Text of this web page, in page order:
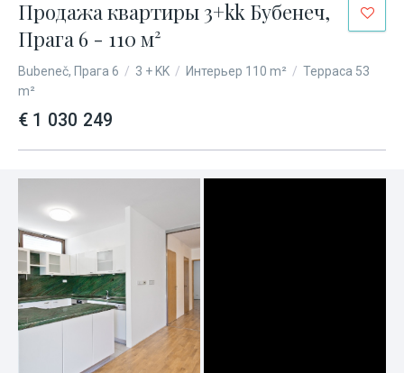
Продажа квартиры 3+kk Бубенеч,
Прага 6 - 110 м²
Bubeneč, Прага 6 / 3 + KK / Интерьер 110 m² / Терраса 53
m²
€ 1 030 249